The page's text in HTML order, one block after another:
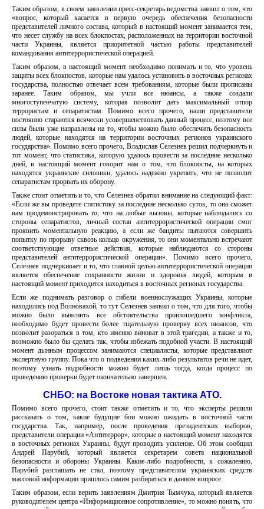
Таким образом, в своем заявлении пресс-секретарь ведомства заявил о том, что
«вопрос, который касается в первую очередь обеспечения безопасности
представителей личного состава, который в настоящий момент занимается тем,
что несет службу на всех блокпостах, расположенных на территории восточной
части Украины, является приоритетной частью работы представителей
командования антитеррористической операцией.
Таким образом, в настоящий момент необходимо понимать и то, что уровень
защиты всех блокпостов, которые нам удалось установить в восточных регионах
государства, полностью отвечает всем требованиям, которые были прописаны
заранее. Таким образом, мы учли все нюансы, а также создали
многоступенчатую систему, которая позволит дать максимальный отпор
террористам и сепаратистам. Помимо всего прочего, наши представители
постоянно стараются всячески усовершенствовать данный процесс, поэтому все
силы были уже направлены на то, чтобы можно было обеспечить безопасность
людей, которые находятся на территории восточных регионов украинского
государства». Помимо всего прочего, Владислав Селезнев решил подчеркнуть и
тот момент, что статистика, которую удалось провести за последние несколько
дней, в настоящий момент говорит нам о том, что блокпосты, на которых
находятся украинские силовики, удалось надежно укрепить, что не позволит
сепаратистам прорвать их оборону.
Также стоит отметить и то, что Селезнев обратил внимание на следующий факт:
«Если же вы проведете статистику за последние несколько суток, то она сможет
вам продемонстрировать то, что на любые вызовы, которые наблюдались со
стороны сепаратистов, личный состав антитеррористической операции смог
проявить моментальную реакцию, а если же бандиты пытаются совершить
попытку по прорыву сквозь кольцо окружения, то они моментально встречают
соответствующие ответные действия, которые наблюдаются со стороны
представителей антитеррористической операции». Помимо всего прочего,
Селезнев подчеркивает и то, что главной целью антитеррористической операции
является обеспечение сохранности жизни и здоровья людей, которым в
настоящий момент приходится находиться в восточных регионах государства.
Если же поднимать разговор о гибели военнослужащих Украины, которые
находились под Волновахой, то тут Селезнев заявил о том, что для того, чтобы
можно было выяснить все обстоятельства произошедшего конфликта,
необходимо будет провести более тщательную проверку всех нюансов, что
позволит разораться в том, кто именно виноват в этой трагедии, а также и то,
возможно было бы сделать так, чтобы избежать подобной участи. В настоящий
момент дынным процессом занимаются специалисты, которые представляют
экспертную группу. Пока что о подведении каких-либо результатов речи не идет,
поэтому узнать подробности можно будет лишь тогда, когда процесс по
проведению проверки будет окончательно завершен.
СНБО: на Востоке новая тактика АТО.
Помимо всего прочего, стоит также отметить и то, что эксперты решили
рассказать о том, какие будущие бои можно ожидать в восточной части
государства. Так, например, после проведения президентских выборов,
представители операции «Антитеррор», которые в настоящий момент находятся
в восточных регионах Украины, будут проводить усиление. Об этом сообщил
Андрей Парубий, который является секретарем совета национальной
безопасности и обороны Украины. Какие-либо подробности, к сожалению,
Парубий разглашать не стал, поэтому представителям украинских средств
массовой информации пришлось самим разбираться в данном вопросе.
Таким образом, если верить заявлениям Дмитрия Тымчука, который является
руководителем центра «Информационное сопротивление», то можно понять, что